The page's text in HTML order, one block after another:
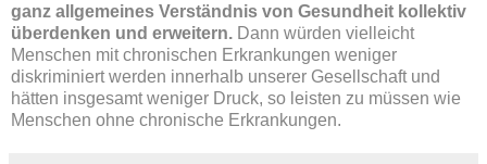
ganz allgemeines Verständnis von Gesundheit kollektiv
überdenken und erweitern. Dann würden vielleicht
Menschen mit chronischen Erkrankungen weniger
diskriminiert werden innerhalb unserer Gesellschaft und
hätten insgesamt weniger Druck, so leisten zu müssen wie
Menschen ohne chronische Erkrankungen.